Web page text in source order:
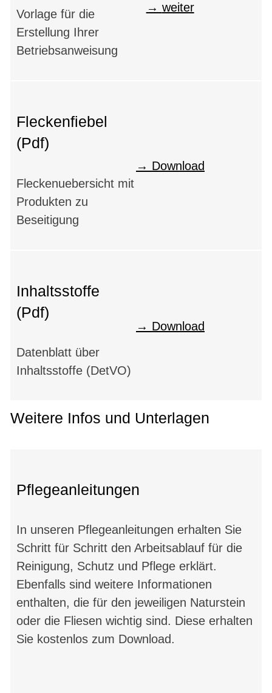
Vorlage für die
Erstellung Ihrer
Betriebsanweisung
weiter
Fleckenfiebel
(Pdf)
Fleckenuebersicht mit
Produkten zu
Beseitigung
Download
Inhaltsstoffe
(Pdf)
Datenblatt über
Inhaltsstoffe (DetVO)
Download
Weitere Infos und Unterlagen
Pflegeanleitungen
In unseren Pflegeanleitungen erhalten Sie
Schritt für Schritt den Arbeitsablauf für die
Reinigung, Schutz und Pflege erklärt.
Ebenfalls sind weitere Informationen
enthalten, die für den jeweiligen Naturstein
oder die Fliesen wichtig sind. Diese erhalten
Sie kostenlos zum Download.